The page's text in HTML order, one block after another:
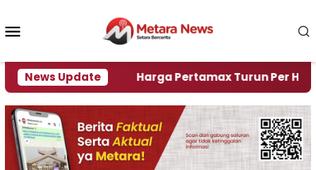
konten
News Update
Krisi Air Harga Pertamax Turun Per Hari Ini,